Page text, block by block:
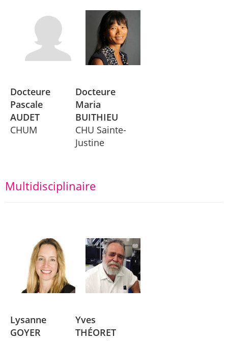
Docteure
Pascale
AUDET
CHUM
Docteure
Maria
BUITHIEU
CHU Sainte-
Justine
Multidisciplinaire
Lysanne
GOYER
Yves
THÉORET